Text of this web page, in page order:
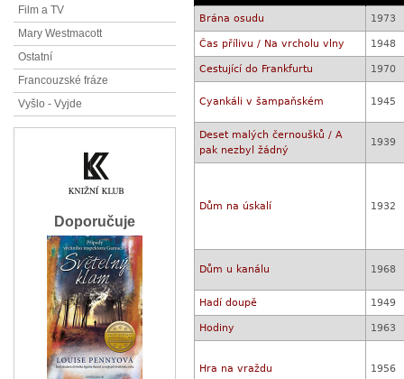
Brána osudu 1973
Čas přílivu / Na vrcholu vlny 1948
Cestující do Frankfurtu 1970
Cyankáli v šampaňském 1945
Deset malých černoušků / A
pak nezbyl žádný
1939
Dům na úskalí 1932
Dům u kanálu 1968
Hadí doupě 1949
Hodiny 1963
Hra na vraždu 1956
Film a TV
Mary Westmacott
Ostatní
Francouzské fráze
Vyšlo - Vyjde
Doporučuje